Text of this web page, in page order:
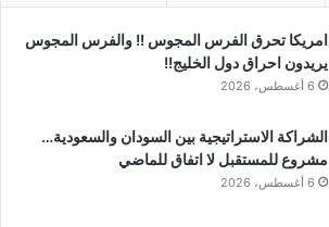
امريكا تحرق الفرس المجوس !! والفرس المجوس
يريدون احراق دول الخليج!!
6 أغسطس، 2026
الشراكة الاستراتيجية بين السودان والسعودية…
مشروع للمستقبل لا اتفاق للماضي
6 أغسطس، 2026